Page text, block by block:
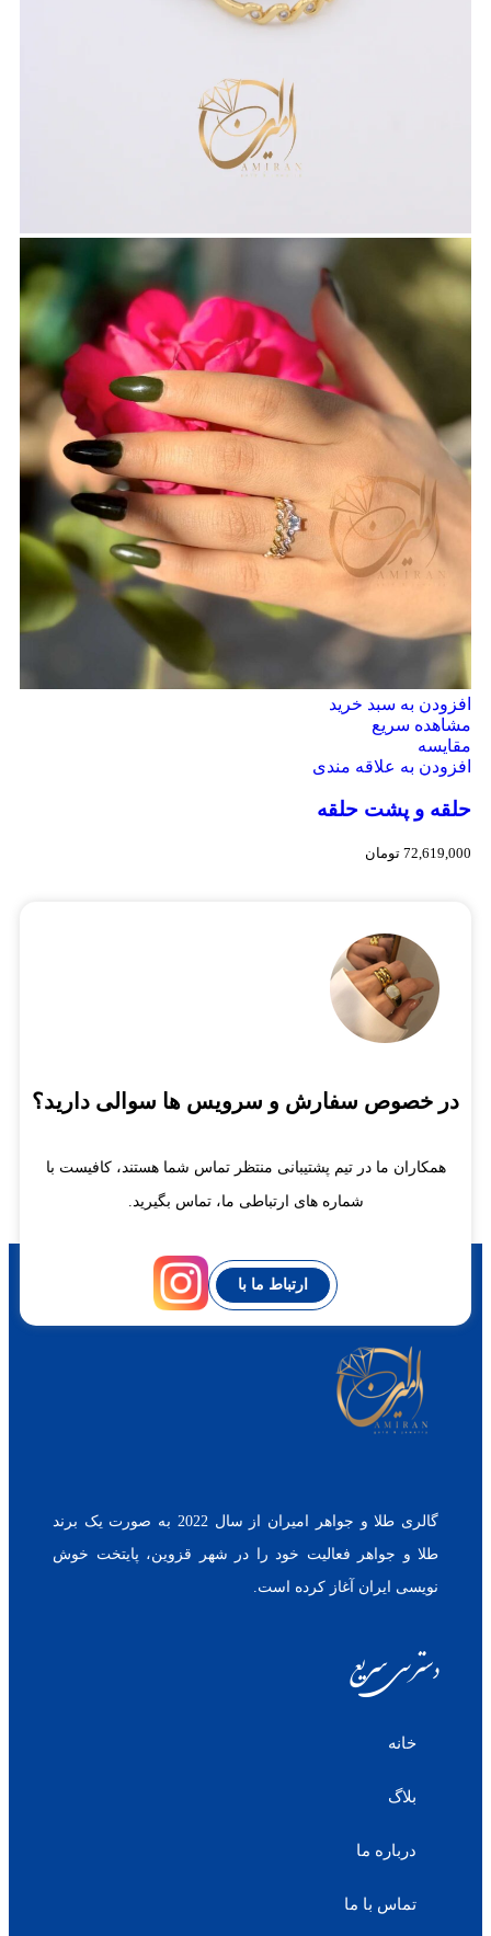
افزودن به سبد خرید
مشاهده سریع
مقایسه
افزودن به علاقه مندی
حلقه و پشت حلقه
72,619,000 تومان
در خصوص سفارش و سرویس ها سوالی دارید؟
همکاران ما در تیم پشتیبانی منتظر تماس شما هستند، کافیست با
شماره های ارتباطی ما، تماس بگیرید.
ارتباط ما با
گالری طلا و جواهر امیران از سال 2022 به صورت یک برند
طلا و جواهر فعالیت خود را در شهر قزوین، پایتخت خوش
نویسی ایران آغاز کرده است.
دسترسی سریع
خانه
بلاگ
درباره ما
تماس با ما